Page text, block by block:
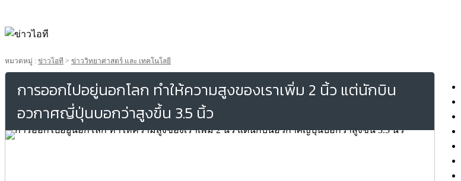
หมวดหมู่ : ข่าวไอที > ข่าววิทยาศาสตร์ และ เทคโนโลยี
การออกไปอยู่นอกโลก ทำให้ความสูงของเราเพิ่ม 2 นิ้ว แต่นักบิน
อวกาศญี่ปุ่นบอกว่าสูงขึ้น 3.5 นิ้ว